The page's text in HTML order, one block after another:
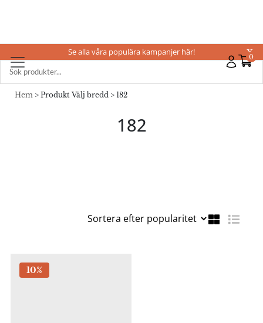
0
Se alla våra populära kampanjer här! X
Hem > Produkt Välj bredd > 182
182
10%